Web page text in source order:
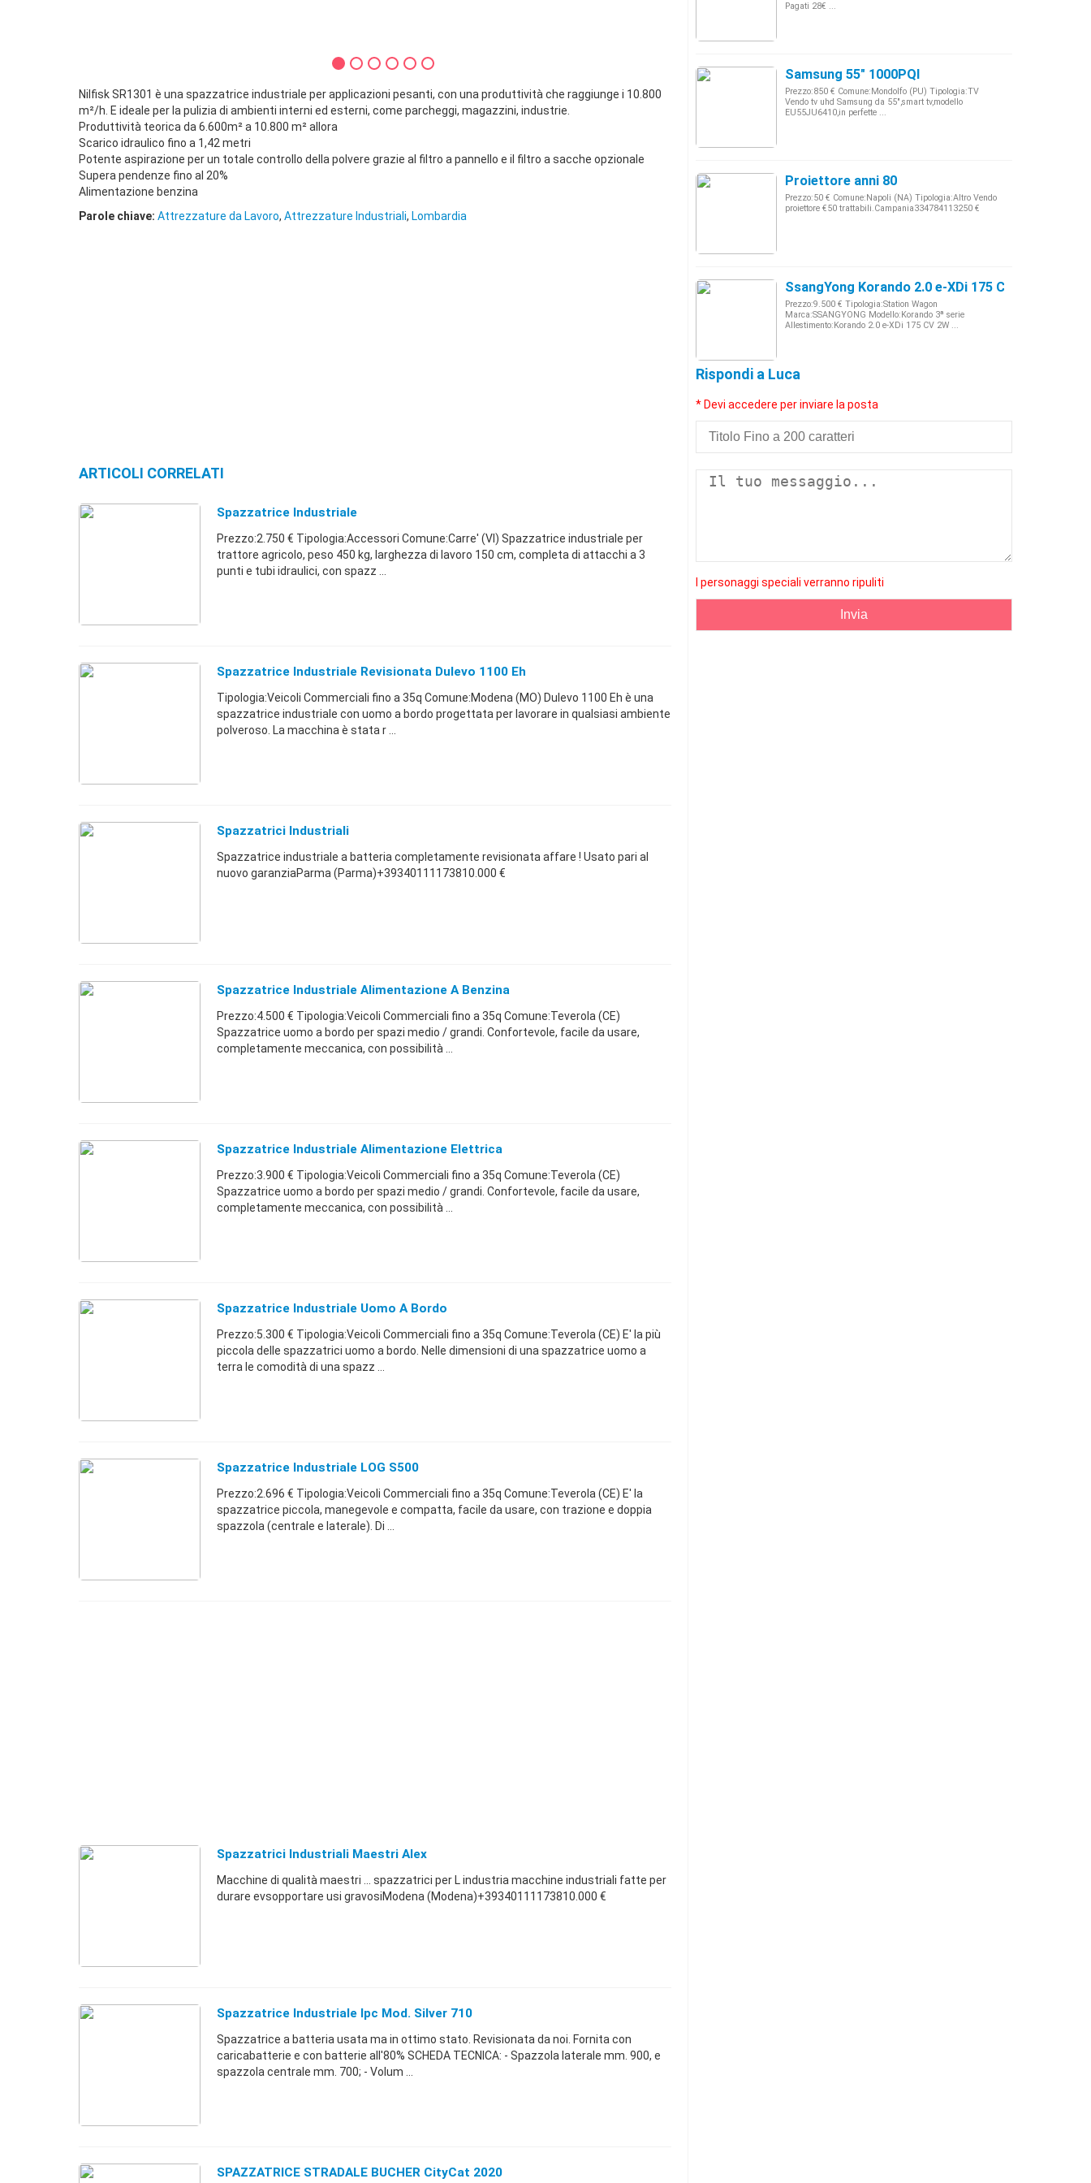
Nilfisk SR1301 è una spazzatrice industriale per applicazioni pesanti, con una produttività che raggiunge i 10.800
m²/h. E ideale per la pulizia di ambienti interni ed esterni, come parcheggi, magazzini, industrie.
Produttività teorica da 6.600m² a 10.800 m² allora
Scarico idraulico fino a 1,42 metri
Potente aspirazione per un totale controllo della polvere grazie al filtro a pannello e il filtro a sacche opzionale
Supera pendenze fino al 20%
Alimentazione benzina
Parole chiave: Attrezzature da Lavoro, Attrezzature Industriali, Lombardia
ARTICOLI CORRELATI
Spazzatrice Industriale
Prezzo:2.750 € Tipologia:Accessori Comune:Carre' (VI) Spazzatrice industriale per
trattore agricolo, peso 450 kg, larghezza di lavoro 150 cm, completa di attacchi a 3
punti e tubi idraulici, con spazz ...
Spazzatrice Industriale Revisionata Dulevo 1100 Eh
Tipologia:Veicoli Commerciali fino a 35q Comune:Modena (MO) Dulevo 1100 Eh è una
spazzatrice industriale con uomo a bordo progettata per lavorare in qualsiasi ambiente
polveroso. La macchina è stata r ...
Spazzatrici Industriali
Spazzatrice industriale a batteria completamente revisionata affare ! Usato pari al
nuovo garanziaParma (Parma)+39340111173810.000 €
Spazzatrice Industriale Alimentazione A Benzina
Prezzo:4.500 € Tipologia:Veicoli Commerciali fino a 35q Comune:Teverola (CE)
Spazzatrice uomo a bordo per spazi medio / grandi. Confortevole, facile da usare,
completamente meccanica, con possibilità ...
Spazzatrice Industriale Alimentazione Elettrica
Prezzo:3.900 € Tipologia:Veicoli Commerciali fino a 35q Comune:Teverola (CE)
Spazzatrice uomo a bordo per spazi medio / grandi. Confortevole, facile da usare,
completamente meccanica, con possibilità ...
Spazzatrice Industriale Uomo A Bordo
Prezzo:5.300 € Tipologia:Veicoli Commerciali fino a 35q Comune:Teverola (CE) E' la più
piccola delle spazzatrici uomo a bordo. Nelle dimensioni di una spazzatrice uomo a
terra le comodità di una spazz ...
Spazzatrice Industriale LOG S500
Prezzo:2.696 € Tipologia:Veicoli Commerciali fino a 35q Comune:Teverola (CE) E' la
spazzatrice piccola, manegevole e compatta, facile da usare, con trazione e doppia
spazzola (centrale e laterale). Di ...
Spazzatrici Industriali Maestri Alex
Macchine di qualità maestri ... spazzatrici per L industria macchine industriali fatte per
durare evsopportare usi gravosiModena (Modena)+39340111173810.000 €
Spazzatrice Industriale Ipc Mod. Silver 710
Spazzatrice a batteria usata ma in ottimo stato. Revisionata da noi. Fornita con
caricabatterie e con batterie all'80% SCHEDA TECNICA: - Spazzola laterale mm. 900, e
spazzola centrale mm. 700; - Volum ...
SPAZZATRICE STRADALE BUCHER CityCat 2020
Pagati 28€ ...
Samsung 55" 1000PQI
Prezzo:850 € Comune:Mondolfo (PU) Tipologia:TV
Vendo tv uhd Samsung da 55",smart tv,modello
EU55JU6410,in perfette ...
Proiettore anni 80
Prezzo:50 € Comune:Napoli (NA) Tipologia:Altro Vendo
proiettore €50 trattabili.Campania334784113250 €
SsangYong Korando 2.0 e-XDi 175 CV 2WD MT C
Prezzo:9.500 € Tipologia:Station Wagon
Marca:SSANGYONG Modello:Korando 3ª serie
Allestimento:Korando 2.0 e-XDi 175 CV 2W ...
Rispondi a Luca
* Devi accedere per inviare la posta
I personaggi speciali verranno ripuliti